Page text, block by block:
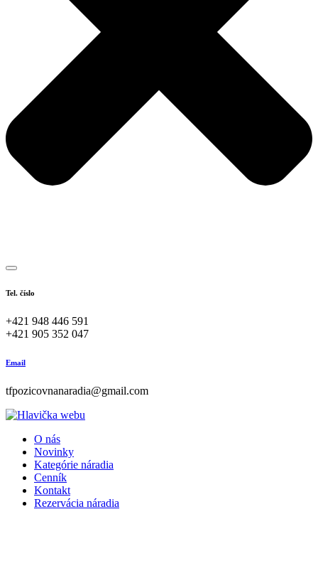
Tel. číslo
+421 948 446 591
+421 905 352 047
Email
tfpozicovnanaradia@gmail.com
O nás
Novinky
Kategórie náradia
Cenník
Kontakt
Rezervácia náradia